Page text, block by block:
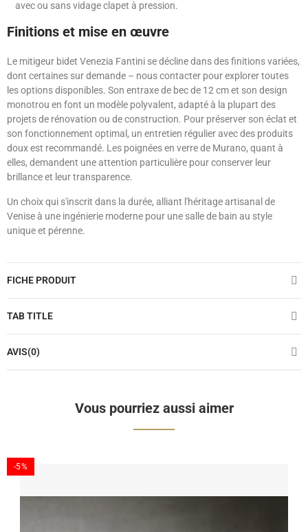
avec ou sans vidage clapet à pression.
Finitions et mise en œuvre
Le mitigeur bidet Venezia Fantini se décline dans des finitions variées,
dont certaines sur demande – nous contacter pour explorer toutes
les options disponibles. Son entraxe de bec de 12 cm et son design
monotrou en font un modèle polyvalent, adapté à la plupart des
projets de rénovation ou de construction. Pour préserver son éclat et
son fonctionnement optimal, un entretien régulier avec des produits
doux est recommandé. Les poignées en verre de Murano, quant à
elles, demandent une attention particulière pour conserver leur
brillance et leur transparence.
Un choix qui s'inscrit dans la durée, alliant l'héritage artisanal de
Venise à une ingénierie moderne pour une salle de bain au style
unique et pérenne.
FICHE PRODUIT
TAB TITLE
AVIS(0)
Vous pourriez aussi aimer
-5%